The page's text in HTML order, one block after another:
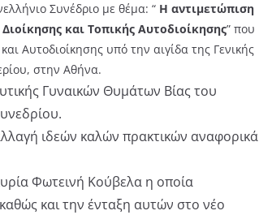
Συνέδριο με θέμα: “ Η αντιμετώπιση
και Τοπικής Αυτοδιοίκησης” που
Αυτοδιοίκησης υπό την αιγίδα της Γενικής
στην Αθήνα.
Γυναικών Θυμάτων Βίας του
ιδεών καλών πρακτικών αναφορικά
Φωτεινή Κούβελα η οποία
και την ένταξη αυτών στο νέο